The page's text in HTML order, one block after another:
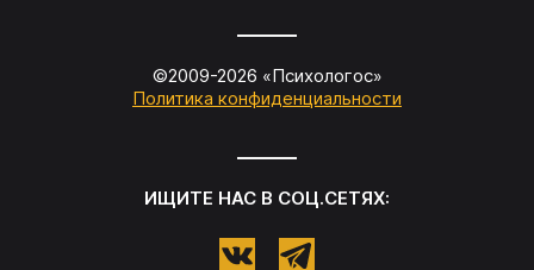
©2009-2026 «Психологос»
Политика конфиденциальности
ИЩИТЕ НАС В СОЦ.СЕТЯХ: